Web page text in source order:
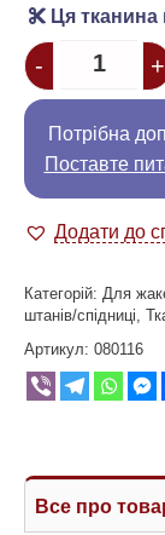
Ця
Quantity
- +
Потрібна
Поставте
Додати до
Категорій: Для
штанів/спідниці
Артикул: 080116
Все про